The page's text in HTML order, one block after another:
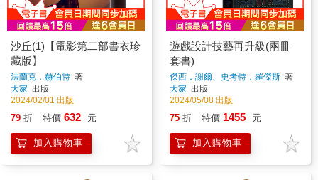
沙丘(1)【電影第二部書衣珍
藏版】
法蘭克．赫伯特 著
大家 出版
2024/02/01 出版
79 折 特價 632 元
加入購物車
遊戲設計技藝再升級(兩冊
套書)
傑西．謝爾、史考特．羅傑斯 著
大家 出版
2024/05/08 出版
75 折 特價 1455 元
加入購物車